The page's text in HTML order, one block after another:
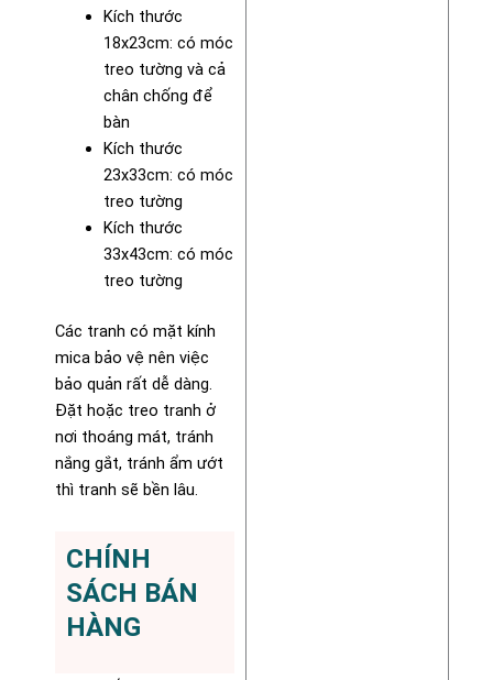
Kích thước
18x23cm: có móc
treo tường và cả
chân chống để
bàn
Kích thước
23x33cm: có móc
treo tường
Kích thước
33x43cm: có móc
treo tường
Các tranh có mặt kính
mica bảo vệ nên việc
bảo quản rất dễ dàng.
Đặt hoặc treo tranh ở
nơi thoáng mát, tránh
nắng gắt, tránh ẩm ướt
thì tranh sẽ bền lâu.
CHÍNH
SÁCH BÁN
HÀNG